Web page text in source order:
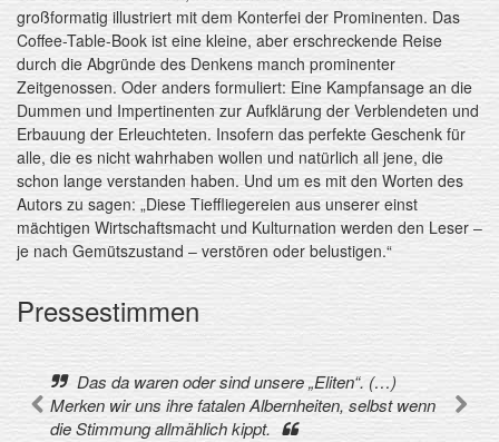
großformatig illustriert mit dem Konterfei der Prominenten. Das
Coffee-Table-Book ist eine kleine, aber erschreckende Reise
durch die Abgründe des Denkens manch prominenter
Zeitgenossen. Oder anders formuliert: Eine Kampfansage an die
Dummen und Impertinenten zur Aufklärung der Verblendeten und
Erbauung der Erleuchteten. Insofern das perfekte Geschenk für
alle, die es nicht wahrhaben wollen und natürlich all jene, die
schon lange verstanden haben. Und um es mit den Worten des
Autors zu sagen: „Diese Tieffliegereien aus unserer einst
mächtigen Wirtschaftsmacht und Kulturnation werden den Leser ‒
je nach Gemütszustand ‒ verstören oder belustigen.“
Pressestimmen
Das da waren oder sind unsere „Eliten“. (…)
Merken wir uns ihre fatalen Albernheiten, selbst wenn
die Stimmung allmählich kippt.